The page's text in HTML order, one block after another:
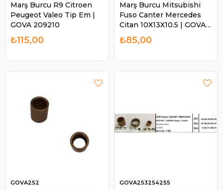
Marş Burcu R9 Citroen
Peugeot Valeo Tip Em |
GOVA 209210
₺115,00
Marş Burcu Mitsubishi
Fuso Canter Mercedes
Citan 10X13X10.5 | GOVA
251
₺85,00
GOVA252 GOVA253254255